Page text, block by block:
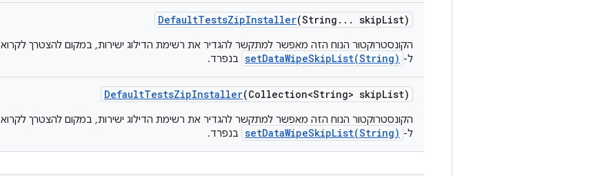
DefaultTestsZipInstaller(String . . . skipList)
הקונסטרוקטור הנוח הזה מאפשר למתקשר להגדיר את רשימת הדילוג ישירות, במקום להצטרך לקרוא
ל- setDataWipeSkipList(String) בנפרד.
DefaultTestsZipInstaller(Collection<String> skipList)
הקונסטרוקטור הנוח הזה מאפשר למתקשר להגדיר את רשימת הדילוג ישירות, במקום להצטרך לקרוא
ל- setDataWipeSkipList(String) בנפרד.